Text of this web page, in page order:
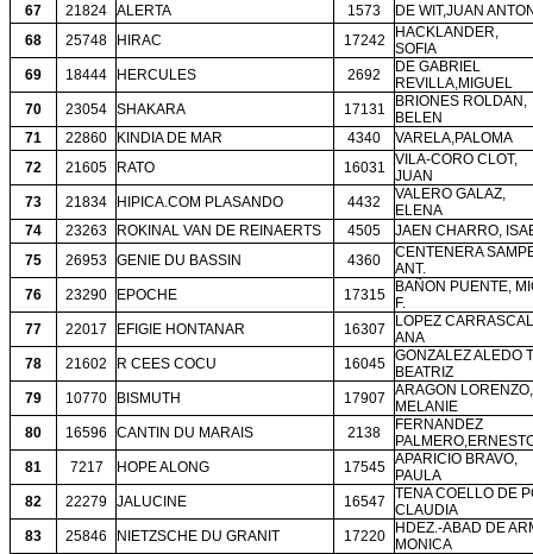
67
21824 ALERTA 1573
DE WIT,JUAN
68
25748 HIRAC 17242
HACKLANDER,
SOFIA
69
18444 HERCULES 2692
DE GABRIEL
REVILLA,MIGUEL
70
23054 SHAKARA 17131
BRIONES ROLDAN,
BELEN
71
22860 KINDIA DE MAR 4340
VARELA,PALOMA
72
21605 RATO 16031
VILA-CORO CLOT,
JUAN
73
21834 HIPICA.COM PLASANDO 4432
VALERO GALAZ,
ELENA
74
23263 ROKINAL VAN DE REINAERTS 4505
JAEN CHARRO,
75
26953 GENIE DU BASSIN 4360
CENTENERA
ANT.
76
23290 EPOCHE 17315
BAÑON PUENTE,
F.
77
22017 EFIGIE HONTANAR 16307
LOPEZ
ANA
78
21602 R CEES COCU 16045
GONZALEZ ALEDO
BEATRIZ
79
10770 BISMUTH 17907
ARAGON LORENZO,
MELANIE
80
16596 CANTIN DU MARAIS 2138
FERNANDEZ
81
7217 HOPE ALONG 17545
APARICIO BRAVO,
PAULA
82
22279 JALUCINE 16547
TENA COELLO DE
CLAUDIA
83
25846 NIETZSCHE DU GRANIT 17220
HDEZ.-ABAD DE
MONICA